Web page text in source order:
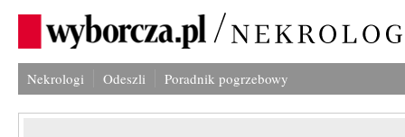
Nekrologi Odeszli Poradnik pogrzebowy